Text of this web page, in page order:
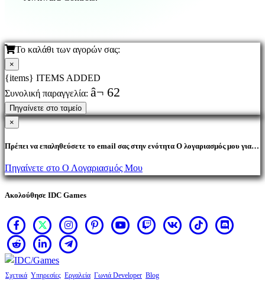
Το καλάθι των αγορών σας:
×
{items} ITEMS ADDED
Συνολική παραγγελία: â¬ 62
Πηγαίνετε στο ταμείο
×
Πρέπει να επαληθεύσετε το email σας στην ενότητα Ο λογαριασμός μου για
Πηγαίνετε στο Ο Λογαριασμός Μου
Ακολούθησε IDC Games
Σχετικά Υπηρεσίες Εργαλεία Γωνιά Developer Blog